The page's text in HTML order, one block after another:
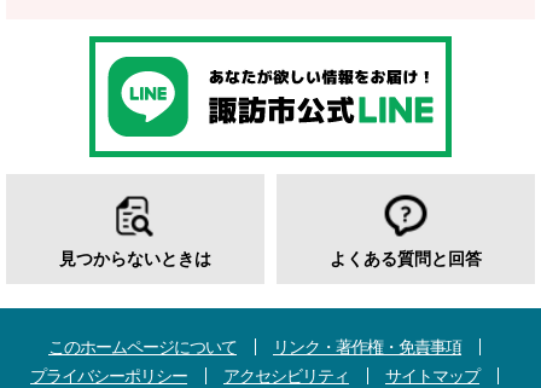
見つからないときは よくある質問と回答
このホームページについて
リンク・著作権・免責事項
プライバシーポリシー
アクセシビリティ
サイトマップ